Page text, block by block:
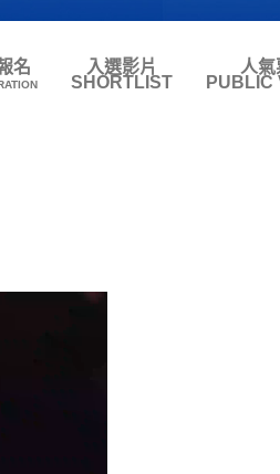
名
入選影片
SHORTLIST
人氣
PUBLIC